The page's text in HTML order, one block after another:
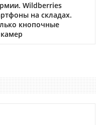
Wildberries
на складах.
кнопочные